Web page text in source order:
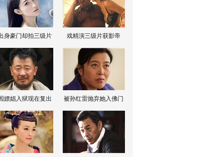
身豪门却拍三级片 戏精演三级片获影帝
嫖娼入狱现在复出 被孙红雷抛弃她入佛门